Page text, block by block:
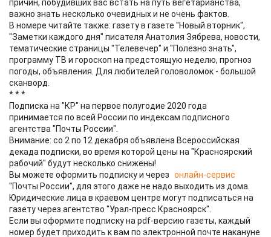
причин, побудивших вас встать на путь вегетарианства,
важно знать несколько очевидных и не очень фактов.
В номере читайте также: газету в газете "Новый вторник",
"Заметки каждого дня" писателя Анатолия Зябрева, новости,
тематические страницы "Телевечер" и "Полезно знать",
программу ТВ и гороскоп на предстоящую неделю, прогноз
погоды, объявления. Для любителей головоломок - большой
сканворд.
* * *
Подписка на "КР" на первое полугодие 2020 года
принимается по всей России по индексам подписного
агентства "Почты России".
Внимание: со 2 по 12 декабря объявлена Всероссийская
декада подписки, во время которой цены на "Красноярский
рабочий" будут несколько снижены!
Вы можете оформить подписку и через онлайн-сервис
"Почты России", для этого даже не надо выходить из дома.
Юридические лица в краевом центре могут подписаться на
газету через агентство "Урал-пресс Красноярск".
Если вы оформите подписку на pdf-версию газеты, каждый
номер будет приходить к вам по электронной почте накануне